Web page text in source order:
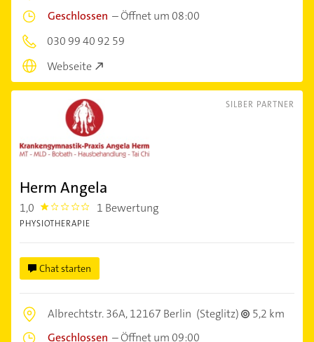
Geschlossen –Öffnet um 08:00
030 99 40 92 59
Webseite
SILBER PARTNER
Herm Angela
1,0 1.0 1 Bewertung
PHYSIOTHERAPIE
Chat starten
Albrechtstr. 36A,12167 Berlin (Steglitz)
5,2 km
Geschlossen –Öffnet um 09:00